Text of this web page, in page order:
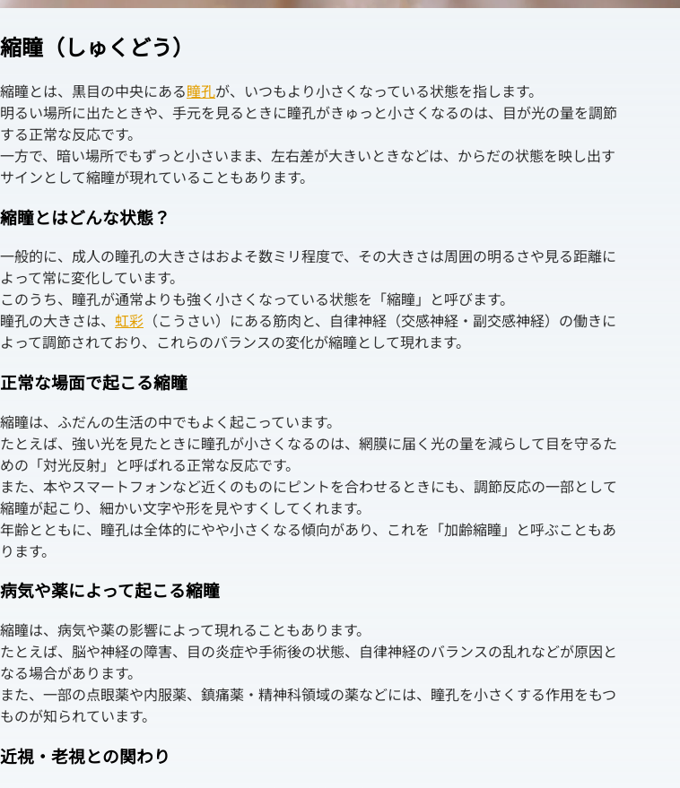
縮瞳（しゅくどう）
縮瞳とは、黒目の中央にある瞳孔が、いつもより小さくなっている状態を指します。
明るい場所に出たときや、手元を見るときに瞳孔がきゅっと小さくなるのは、目が光の量を調節
する正常な反応です。
一方で、暗い場所でもずっと小さいまま、左右差が大きいときなどは、からだの状態を映し出す
サインとして縮瞳が現れていることもあります。
縮瞳とはどんな状態？
一般的に、成人の瞳孔の大きさはおよそ数ミリ程度で、その大きさは周囲の明るさや見る距離に
よって常に変化しています。
このうち、瞳孔が通常よりも強く小さくなっている状態を「縮瞳」と呼びます。
瞳孔の大きさは、 虹彩 （こうさい）にある筋肉と、自律神経（交感神経・副交感神経）の働きに
よって調節されており、これらのバランスの変化が縮瞳として現れます。
正常な場面で起こる縮瞳
縮瞳は、ふだんの生活の中でもよく起こっています。
たとえば、強い光を見たときに瞳孔が小さくなるのは、網膜に届く光の量を減らして目を守るた
めの「対光反射」と呼ばれる正常な反応です。
また、本やスマートフォンなど近くのものにピントを合わせるときにも、調節反応の一部として
縮瞳が起こり、細かい文字や形を見やすくしてくれます。
年齢とともに、瞳孔は全体的にやや小さくなる傾向があり、これを「加齢縮瞳」と呼ぶこともあ
ります。
病気や薬によって起こる縮瞳
縮瞳は、病気や薬の影響によって現れることもあります。
たとえば、脳や神経の障害、目の炎症や手術後の状態、自律神経のバランスの乱れなどが原因と
なる場合があります。
また、一部の点眼薬や内服薬、鎮痛薬・精神科領域の薬などには、瞳孔を小さくする作用をもつ
ものが知られています。
近視・老視との関わり